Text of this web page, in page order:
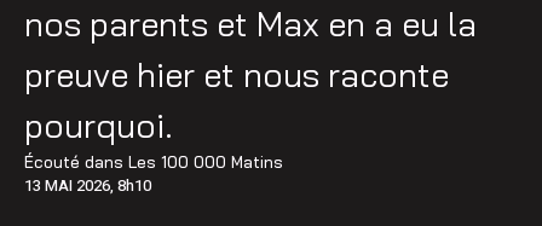
nos parents et Max en a eu la
preuve hier et nous raconte
pourquoi.
Écouté dans Les 100 000 Matins
13 MAI 2026, 8h10